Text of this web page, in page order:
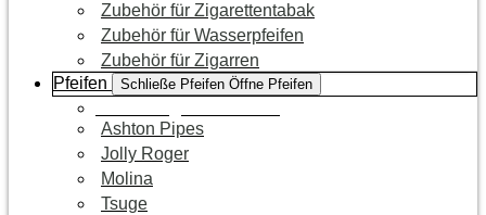
Zubehör für Zigarettentabak
Zubehör für Wasserpfeifen
Zubehör für Zigarren
Pfeifen
Schließe Pfeifen Öffne Pfeifen
Ashton Pipes
Jolly Roger
Molina
Tsuge